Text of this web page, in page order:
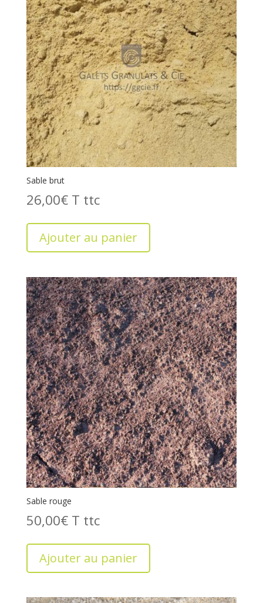
plus
ancien
Sable brut
26,00€ T
Ajouter au panier
Sable rouge
50,00€ T
Ajouter au panier